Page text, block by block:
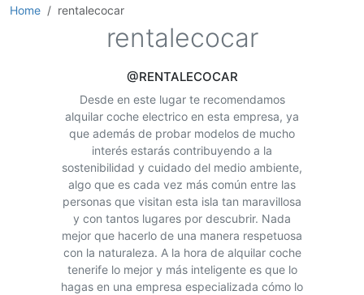
Home rentalecocar
rentalecocar
@RENTALECOCAR
Desde en este lugar te recomendamos
alquilar coche electrico en esta empresa, ya
que además de probar modelos de mucho
interés estarás contribuyendo a la
sostenibilidad y cuidado del medio ambiente,
algo que es cada vez más común entre las
personas que visitan esta isla tan maravillosa
y con tantos lugares por descubrir. Nada
mejor que hacerlo de una manera respetuosa
con la naturaleza. A la hora de alquilar coche
tenerife lo mejor y más inteligente es que lo
hagas en una empresa especializada cómo lo